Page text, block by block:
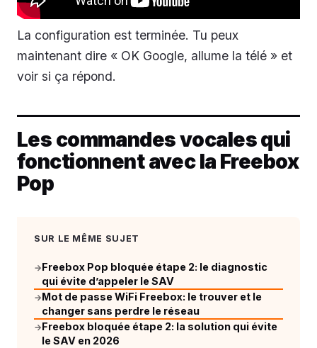
La configuration est terminée. Tu peux
maintenant dire « OK Google, allume la télé » et
voir si ça répond.
Les commandes vocales qui
fonctionnent avec la Freebox
Pop
SUR LE MÊME SUJET
→Freebox Pop bloquée étape 2: le diagnostic
qui évite d’appeler le SAV
→Mot de passe WiFi Freebox: le trouver et le
changer sans perdre le réseau
→Freebox bloquée étape 2: la solution qui évite
le SAV en 2026